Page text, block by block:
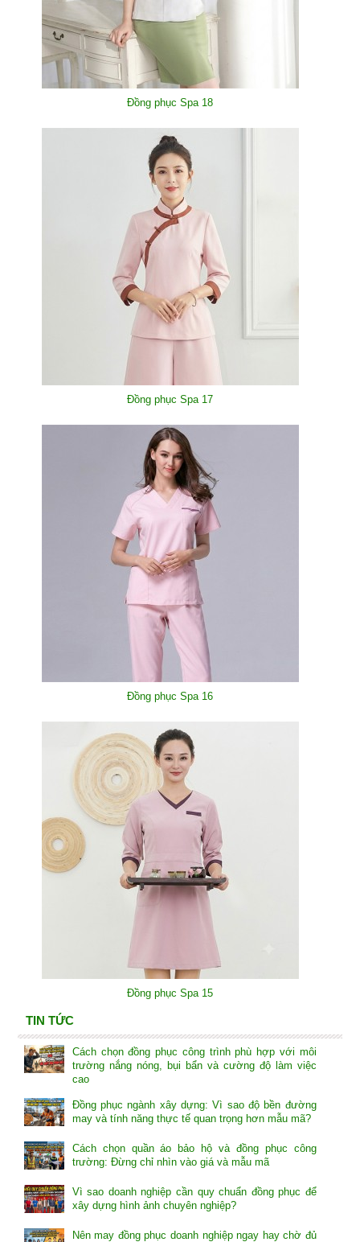
Đồng phục Spa 18
Đồng phục Spa 17
Đồng phục Spa 16
Đồng phục Spa 15
TIN TỨC
Cách chọn đồng phục công trình phù hợp với môi
trường nắng nóng, bụi bẩn và cường độ làm việc
cao
Đồng phục ngành xây dựng: Vì sao độ bền đường
may và tính năng thực tế quan trọng hơn mẫu mã?
Cách chọn quần áo bảo hộ và đồng phục công
trường: Đừng chỉ nhìn vào giá và mẫu mã
Vì sao doanh nghiệp cần quy chuẩn đồng phục để
xây dựng hình ảnh chuyên nghiệp?
Nên may đồng phục doanh nghiệp ngay hay chờ đủ